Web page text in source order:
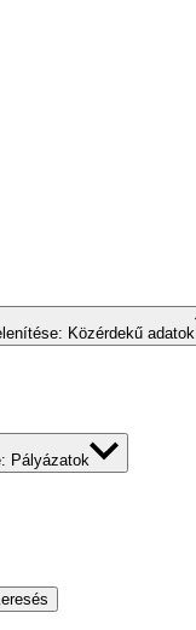
Közérdekű adatok
Pályázatok